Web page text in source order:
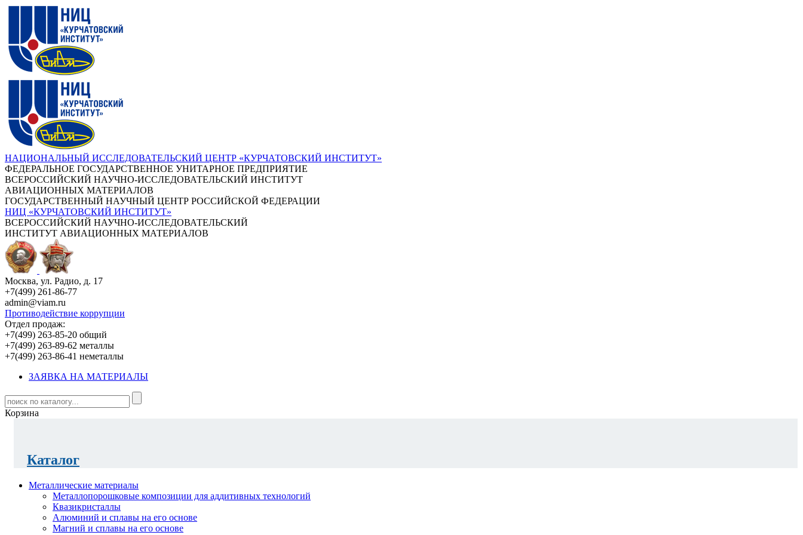
НАЦИОНАЛЬНЫЙ ИССЛЕДОВАТЕЛЬСКИЙ ЦЕНТР «КУРЧАТОВСКИЙ ИНСТИТУТ»
ФЕДЕРАЛЬНОЕ ГОСУДАРСТВЕННОЕ УНИТАРНОЕ ПРЕДПРИЯТИЕ
ВСЕРОССИЙСКИЙ НАУЧНО-ИССЛЕДОВАТЕЛЬСКИЙ ИНСТИТУТ
АВИАЦИОННЫХ МАТЕРИАЛОВ
ГОСУДАРСТВЕННЫЙ НАУЧНЫЙ ЦЕНТР РОССИЙСКОЙ ФЕДЕРАЦИИ
НИЦ «КУРЧАТОВСКИЙ ИНСТИТУТ»
ВСЕРОССИЙСКИЙ НАУЧНО-ИССЛЕДОВАТЕЛЬСКИЙ
ИНСТИТУТ АВИАЦИОННЫХ МАТЕРИАЛОВ
Москва, ул. Радио, д. 17
+7(499) 261-86-77
admin@viam.ru
Противодействие коррупции
Отдел продаж:
+7(499) 263-85-20 общий
+7(499) 263-89-62 металлы
+7(499) 263-86-41 неметаллы
ЗАЯВКА НА МАТЕРИАЛЫ
Корзина
Каталог
Металлические материалы
Металлопорошковые композиции для аддитивных технологий
Квазикристаллы
Алюминий и сплавы на его основе
Магний и сплавы на его основе